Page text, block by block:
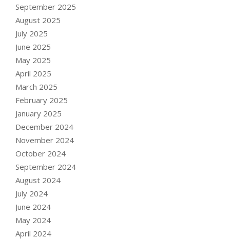
September 2025
August 2025
July 2025
June 2025
May 2025
April 2025
March 2025
February 2025
January 2025
December 2024
November 2024
October 2024
September 2024
August 2024
July 2024
June 2024
May 2024
April 2024